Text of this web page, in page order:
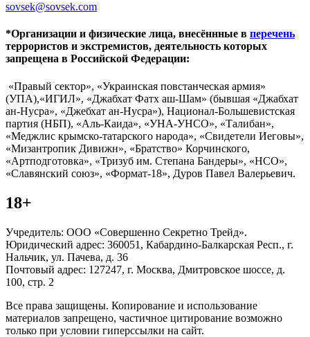
sovsek@sovsek.com
*Организации и физические лица, внесённные в перечень
террористов и экстремистов, деятельность которых
запрещена в Российской Федерации:
«Правый сектор», «Украинская повстанческая армия»
(УПА),«ИГИЛ», «Джабхат Фатх аш-Шам» (бывшая «Джабхат
ан-Нусра», «Джебхат ан-Нусра»), Национал-Большевистская
партия (НБП), «Аль-Каида», «УНА-УНСО», «Талибан»,
«Меджлис крымско-татарского народа», «Свидетели Иеговы»,
«Мизантропик Дивижн», «Братство» Корчинского,
«Артподготовка», «Тризуб им. Степана Бандеры», «НСО»,
«Славянский союз», «Формат-18», Дуров Павел Валерьевич.
18+
Учредитель: ООО «Совершенно Секретно Трейд».
Юридический адрес: 360051, Кабардино-Балкарская Респ., г.
Нальчик, ул. Пачева, д. 36
Почтовый адрес: 127247, г. Москва, Дмитровское шоссе, д.
100, стр. 2
Все права защищены. Копирование и использование
материалов запрещено, частичное цитирование возможно
только при условии гиперссылки на сайт.